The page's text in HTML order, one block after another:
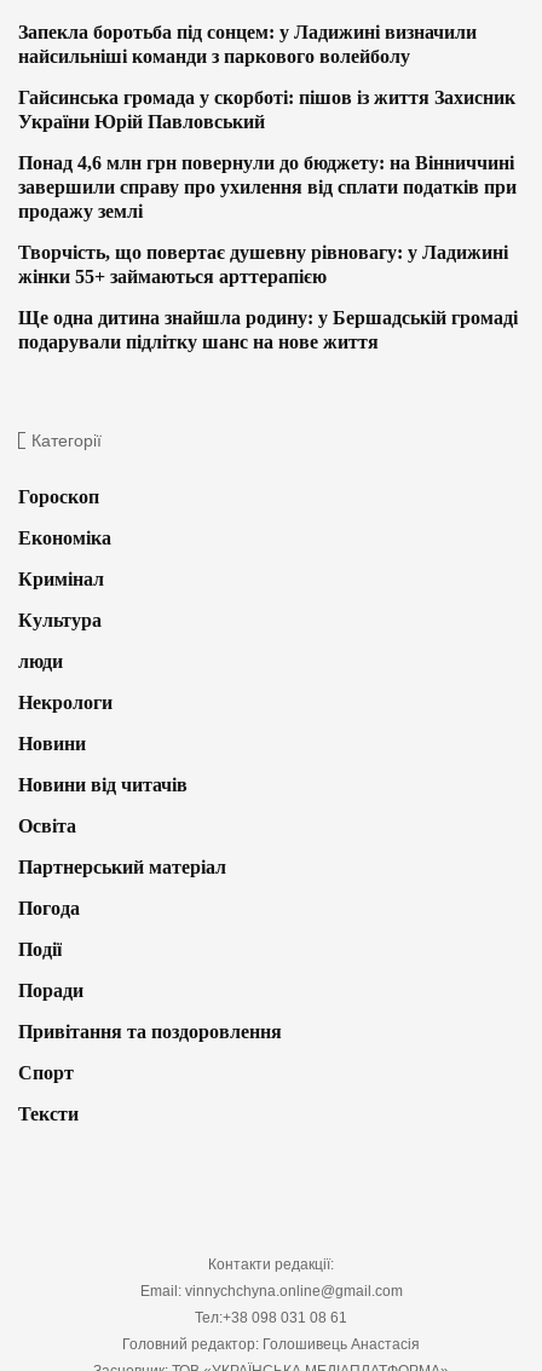
Запекла боротьба під сонцем: у Ладижині визначили
найсильніші команди з паркового волейболу
Гайсинська громада у скорботі: пішов із життя Захисник
України Юрій Павловський
Понад 4,6 млн грн повернули до бюджету: на Вінниччині
завершили справу про ухилення від сплати податків при
продажу землі
Творчість, що повертає душевну рівновагу: у Ладижині
жінки 55+ займаються арттерапією
Ще одна дитина знайшла родину: у Бершадській громаді
подарували підлітку шанс на нове життя
Категорії
Гороскоп
Економіка
Кримінал
Культура
люди
Некрологи
Новини
Новини від читачів
Освіта
Партнерський матеріал
Погода
Події
Поради
Привітання та поздоровлення
Спорт
Тексти
Контакти редакції:
Email: vinnychchyna.online@gmail.com
Тел:+38 098 031 08 61
Головний редактор: Голошивець Анастасія